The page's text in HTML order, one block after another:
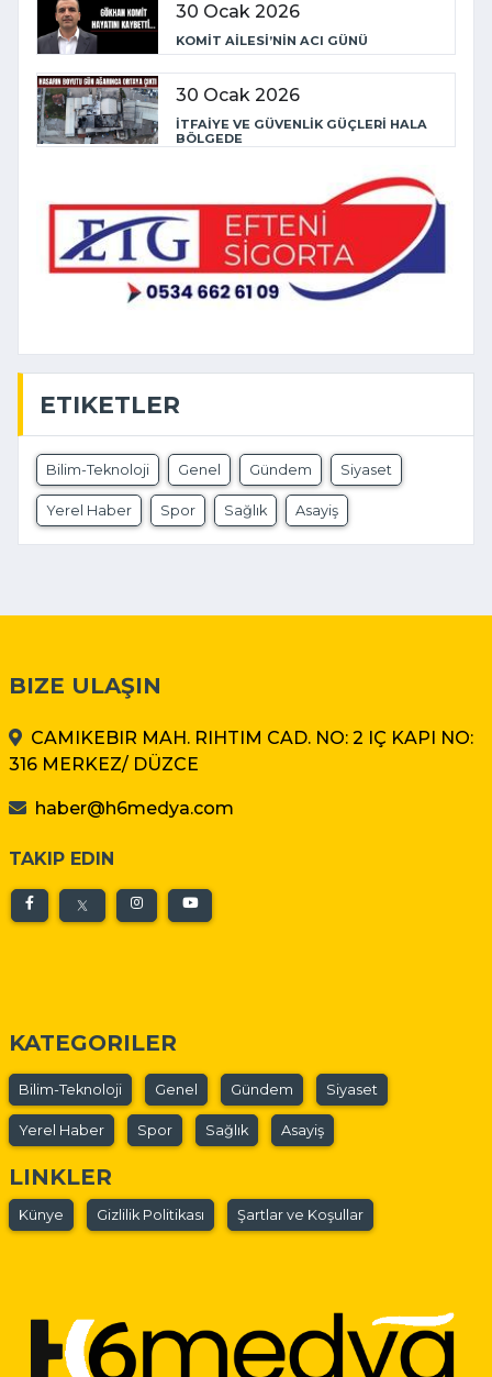
30 Ocak 2026
KOMİT AİLESİ’NİN ACI GÜNÜ
30 Ocak 2026
İTFAİYE VE GÜVENLİK GÜÇLERİ HALA
BÖLGEDE
ETIKETLER
Bilim-Teknoloji Genel Gündem Siyaset
Yerel Haber Spor Sağlık Asayiş
BIZE ULAŞIN
CAMIKEBIR MAH. RIHTIM CAD. NO: 2 IÇ KAPI NO:
316 MERKEZ/ DÜZCE
haber@h6medya.com
TAKIP EDIN
KATEGORILER
Bilim-Teknoloji Genel Gündem Siyaset
Yerel Haber Spor Sağlık Asayiş
LINKLER
Künye Gizlilik Politikası Şartlar ve Koşullar